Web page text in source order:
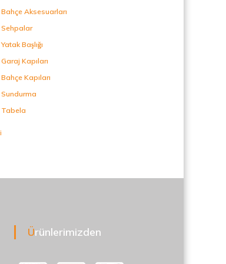
Aksesuarları
Başlığı
Kapıları
Kapıları
Tabela
Ürünlerimizden